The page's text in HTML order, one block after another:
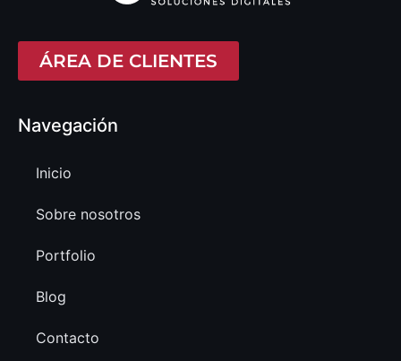
ÁREA DE CLIENTES
Navegación
Inicio
Sobre nosotros
Portfolio
Blog
Contacto